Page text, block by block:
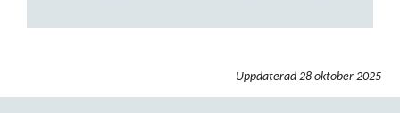
Uppdaterad 28 oktober 2025